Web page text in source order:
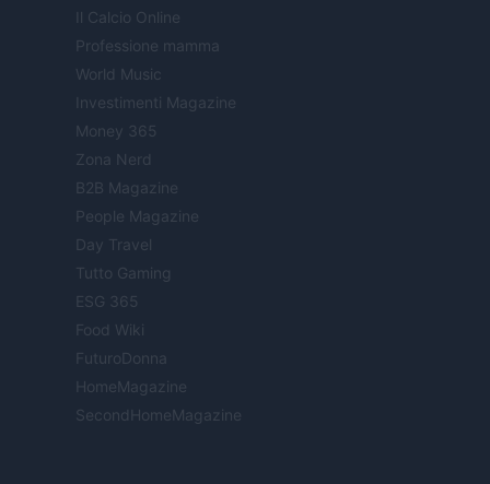
Il Calcio Online
Professione mamma
World Music
Investimenti Magazine
Money 365
Zona Nerd
B2B Magazine
People Magazine
Day Travel
Tutto Gaming
ESG 365
Food Wiki
FuturoDonna
HomeMagazine
SecondHomeMagazine